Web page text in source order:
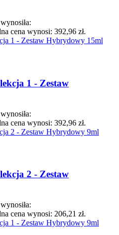
cena wynosi: 392,96 zł.
1 - Zestaw
cena wynosi: 392,96 zł.
2 - Zestaw
cena wynosi: 206,21 zł.